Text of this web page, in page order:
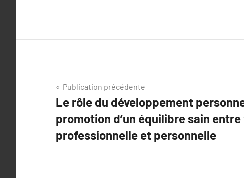
Navigation
de
l’article
Publication précédente
Le rôle du développement
promotion d’un équilibre sain entre
professionnelle et personnelle